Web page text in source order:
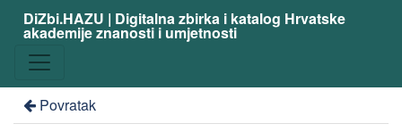
DiZbi.HAZU | Digitalna zbirka i katalog Hrvatske
akademije znanosti i umjetnosti
Povratak